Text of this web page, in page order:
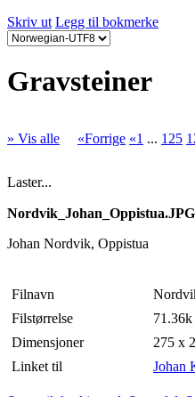
Skriv ut Legg til bokmerke
Gravsteiner
» Vis alle «Forrige «1 ... 125
Laster...
Nordvik_Johan_Oppistua.JPG
Johan Nordvik, Oppistua
Filnavn
Filstørrelse
71.36k
Dimensjoner
275 x
Linket til
Johan